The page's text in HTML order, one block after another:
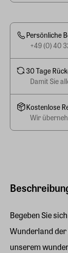
Begeben Sie
Wunderland
unserem
Persönliche
+49 (0) 40
30 Tage
Damit Sie
Kostenlose
Wir